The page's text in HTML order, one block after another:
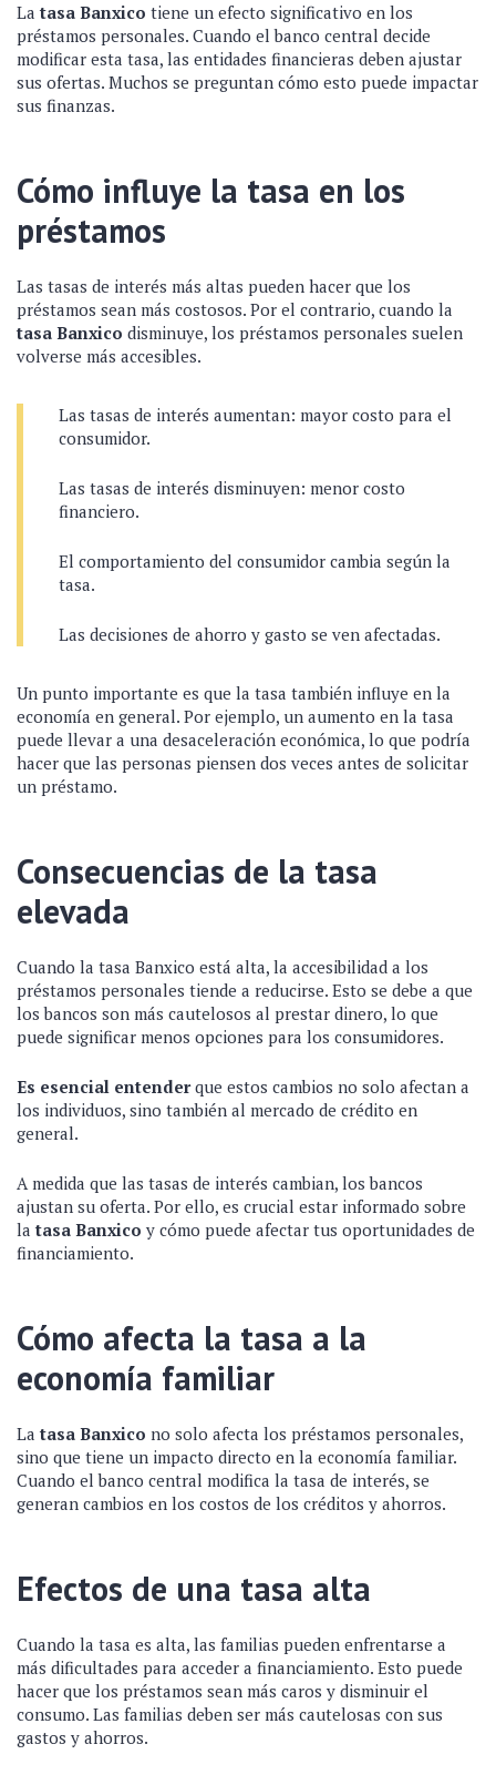
Latasa Banxico tiene un efecto significativo en los
préstamos personales. Cuando el banco central decide
modificar esta tasa, las entidades financieras deben ajustar
sus ofertas. Muchos se preguntan cómo esto puede impactar
sus finanzas.
Cómo influye la tasa en los
préstamos
Las tasas de interés más altas pueden hacer que los
préstamos sean más costosos. Por el contrario, cuando la
tasa Banxico disminuye, los préstamos personales suelen
volverse más accesibles.
Las tasas de interés aumentan: mayor costo para el
consumidor.
Las tasas de interés disminuyen: menor costo
financiero.
El comportamiento del consumidor cambia según la
tasa.
Las decisiones de ahorro y gasto se ven afectadas.
Un punto importante es que la tasa también influye en la
economía en general. Por ejemplo, un aumento en la tasa
puede llevar a una desaceleración económica, lo que podría
hacer que las personas piensen dos veces antes de solicitar
un préstamo.
Consecuencias de la tasa
elevada
Cuando la tasa Banxico está alta, la accesibilidad a los
préstamos personales tiende a reducirse. Esto se debe a que
los bancos son más cautelosos al prestar dinero, lo que
puede significar menos opciones para los consumidores.
Es esencial entenderque estos cambios no solo afectan a
los individuos, sino también al mercado de crédito en
general.
A medida que las tasas de interés cambian, los bancos
ajustan su oferta. Por ello, es crucial estar informado sobre
latasa Banxico y cómo puede afectar tus oportunidades de
financiamiento.
Cómo afecta la tasa a la
economía familiar
Latasa Banxico no solo afecta los préstamos personales,
sino que tiene un impacto directo en la economía familiar.
Cuando el banco central modifica la tasa de interés, se
generan cambios en los costos de los créditos y ahorros.
Efectos de una tasa alta
Cuando la tasa es alta, las familias pueden enfrentarse a
más dificultades para acceder a financiamiento. Esto puede
hacer que los préstamos sean más caros y disminuir el
consumo. Las familias deben ser más cautelosas con sus
gastos y ahorros.